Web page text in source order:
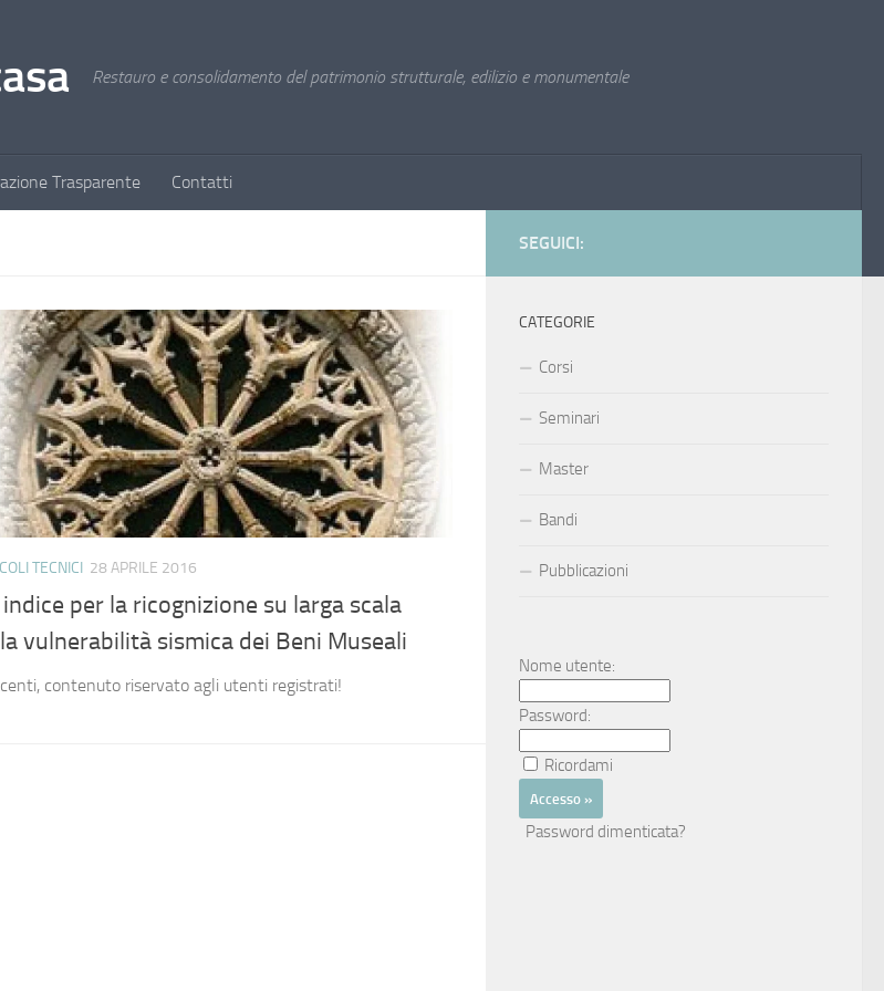
Restauro e consolidamento del patrimonio strutturale, edilizio e monumentale
Trasparente Contatti
TECNICI 28 APRILE 2016
per la ricognizione su larga scala
vulnerabilità sismica dei Beni Museali
contenuto riservato agli utenti registrati!
SEGUICI:
CATEGORIE
Corsi
Seminari
Master
Bandi
Pubblicazioni
Nome utente:
Password:
Ricordami
Password dimenticata?